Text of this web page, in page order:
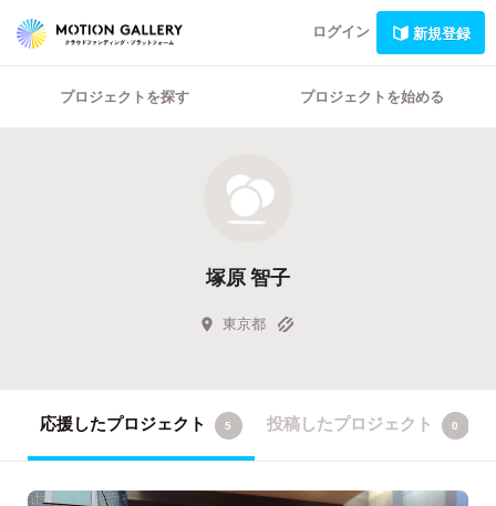
ログイン 新規登録
プロジェクトを探す プロジェクトを始める
塚原 智子
東京都
応援したプロジェクト 5 投稿したプロジェクト 0